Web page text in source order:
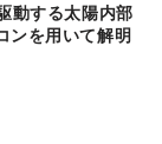
動する太陽内部
ンを用いて解明